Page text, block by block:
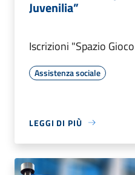
Juvenilia”
Iscrizioni "Spazio
Assistenza sociale
LEGGI DI PIÙ